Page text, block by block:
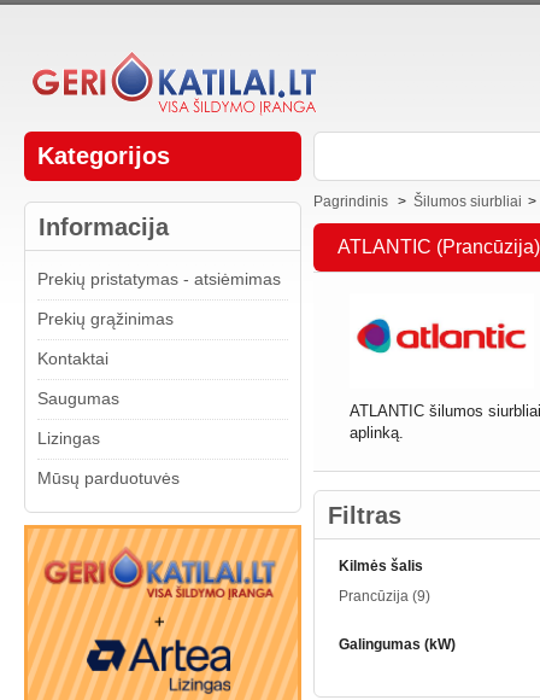
Kategorijos
Informacija
Prekių pristatymas - atsiėmimas
Prekių grąžinimas
Kontaktai
Saugumas
Lizingas
Mūsų parduotuvės
Pagrindinis > Šilumos siurbliai >
ATLANTIC (Prancūzija)
ATLANTIC šilumos
aplinką.
Filtras
Kilmės šalis
Prancūzija (9)
Galingumas (kW)